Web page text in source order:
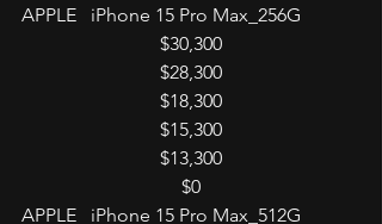
APPLE   iPhone 15 Pro Max_256G
$30,300
$28,300
$18,300
$15,300
$13,300
$0
APPLE   iPhone 15 Pro Max_512G